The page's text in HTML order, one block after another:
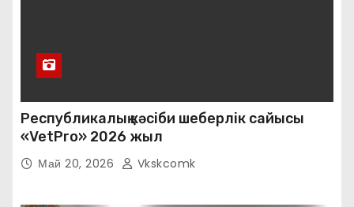
Республикалық кәсіби шеберлік сайысы
«VetPro» 2026 жыл
Май 20, 2026 Vkskcomk